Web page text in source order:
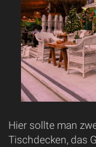
Hier sollte man
Tischdecken, das